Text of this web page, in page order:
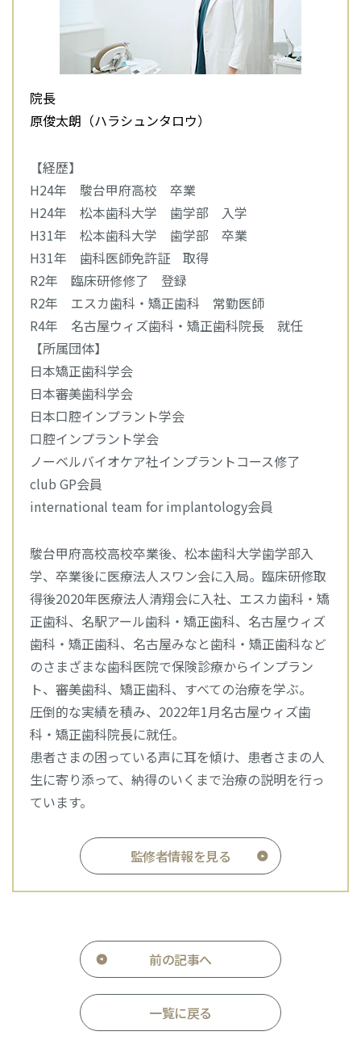
院長
原俊太朗（ハラシュンタロウ）
【経歴】
H24年 駿台甲府高校 卒業
H24年 松本歯科大学 歯学部 入学
H31年 松本歯科大学 歯学部 卒業
H31年 歯科医師免許証 取得
R2年 臨床研修修了 登録
R2年 エスカ歯科・矯正歯科 常勤医師
R4年 名古屋ウィズ歯科・矯正歯科院長 就任
【所属団体】
日本矯正歯科学会
日本審美歯科学会
日本口腔インプラント学会
口腔インプラント学会
ノーベルバイオケア社インプラントコース修了
club GP会員
international team for implantology会員
駿台甲府高校高校卒業後、松本歯科大学歯学部入
学、卒業後に医療法人スワン会に入局。臨床研修取
得後2020年医療法人清翔会に入社、エスカ歯科・矯
正歯科、名駅アール歯科・矯正歯科、名古屋ウィズ
歯科・矯正歯科、名古屋みなと歯科・矯正歯科など
のさまざまな歯科医院で保険診療からインプラン
ト、審美歯科、矯正歯科、すべての治療を学ぶ。
圧倒的な実績を積み、2022年1月名古屋ウィズ歯
科・矯正歯科院長に就任。
患者さまの困っている声に耳を傾け、患者さまの人
生に寄り添って、納得のいくまで治療の説明を行っ
ています。
監修者情報を見る
前の記事へ
一覧に戻る